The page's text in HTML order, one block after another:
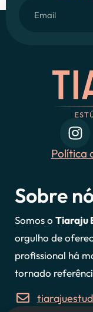
Política
Sobre
Somos o Tiaraju
orgulho de
profissional há
tornado